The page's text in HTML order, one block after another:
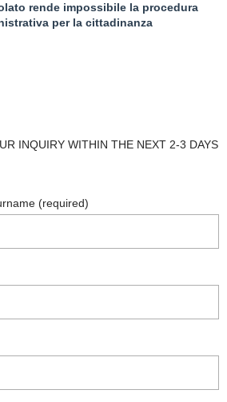
rende impossibile la procedura
per la cittadinanza
INQUIRY WITHIN THE NEXT 2-3 DAYS
(required)